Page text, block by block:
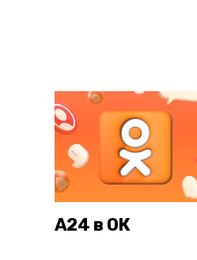
А24 в ОК